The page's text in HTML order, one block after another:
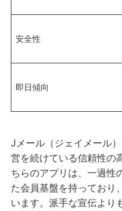
安全性
即日傾向
Jメール（ジェイメール
営を続けている信頼性の
ちらのアプリは、一過性
た会員基盤を持っており
います。派手な宣伝より